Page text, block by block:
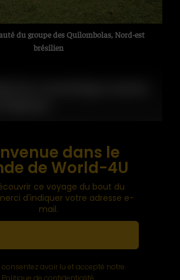
du groupe des Quilombolas, Nord-est
brésilien
dans le
de World-4U
ce voyage du bout du
d'indiquer votre adresse e-
mail.
avoir lu et accepté notre
Politique de confidentialité.
de découvrir un sanctuaire
abritant près de 200 espèces
sur 20 hectares. Situé proche
de l’Iguaçu, il fait, par ailleurs, face
leParc national d’Iguazu
vivier aux oiseaux, devenu en 2017,
de conservation intégré pour les